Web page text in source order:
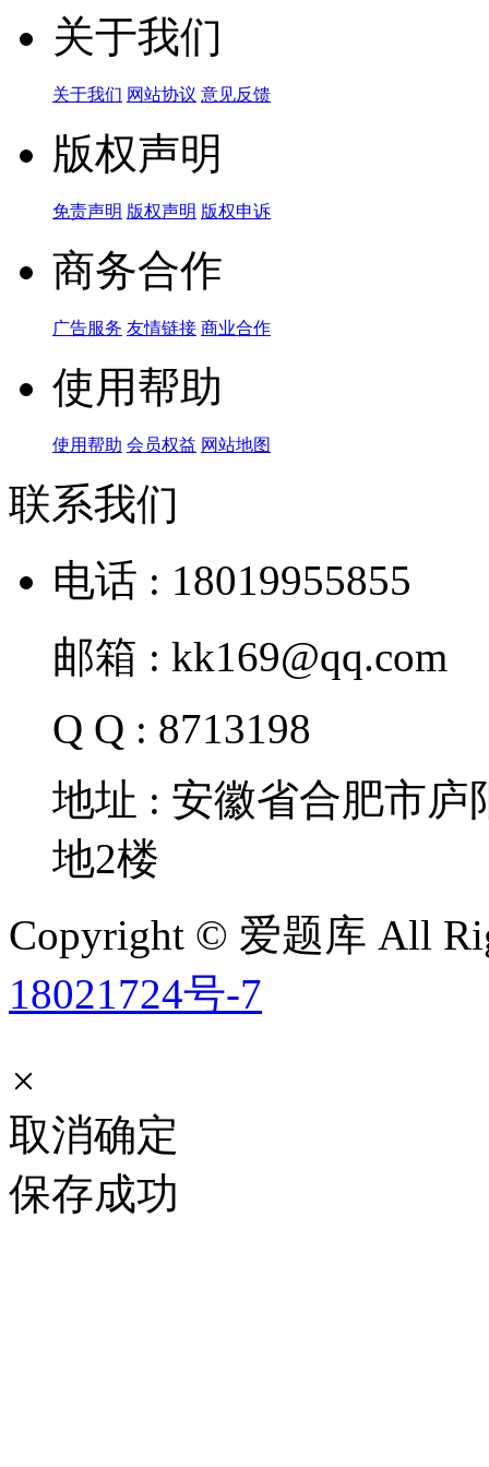
关于我们
关于我们 网站协议 意见反馈
版权声明
免责声明 版权声明 版权申诉
商务合作
广告服务 友情链接 商业合作
使用帮助
使用帮助 会员权益 网站地图
联系我们
电话 : 18019955855
邮箱 : kk169@qq.com
Q Q : 8713198
地址 : 安徽省合肥市
地2楼
Copyright © 爱题库 All
18021724号-7
×
取消确定
保存成功